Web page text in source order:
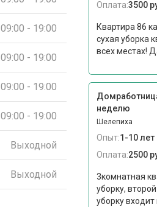
09:00 - 19:00
09:00 - 19:00
09:00 - 19:00
09:00 - 19:00
Выходной
Выходной
Оплата:3500
Квартира 86
сухая уборка
всех местах!
неделю
Шелепиха
Опыт:1-10 лет
Оплата:2500
3комнатная
уборку,
уборку входит